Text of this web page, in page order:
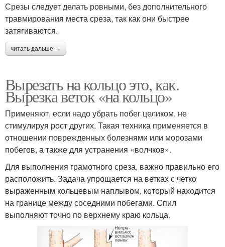
Срезы следует делать ровными, без дополнительного
травмирования места среза, так как они быстрее
затягиваются.
читать дальше →
Вырезать на кольцо это, как.
Вырезка веток «на кольцо»
Применяют, если надо убрать побег целиком, не
стимулируя рост других. Такая техника применяется в
отношении поврежденных болезнями или морозами
побегов, а также для устранения «волчков».
Для выполнения грамотного среза, важно правильно его
расположить. Задача упрощается на ветках с четко
выраженным кольцевым наплывом, который находится
на границе между соседними побегами. Спил
выполняют точно по верхнему краю кольца.